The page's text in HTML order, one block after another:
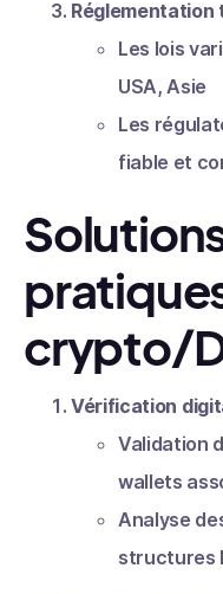
Les lois
USA, Asie
Les
fiable et
crypto/
Vérification
Validation
wallets
Analyse
structures